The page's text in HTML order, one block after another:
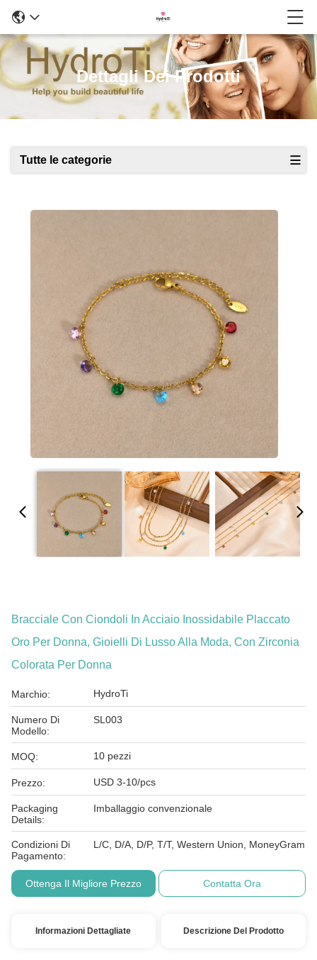
Dettagli Dei Prodotti
Tutte le categorie
Bracciale Con Ciondoli In Acciaio Inossidabile Placcato
Oro Per Donna, Gioielli Di Lusso Alla Moda, Con Zirconia
Colorata Per Donna
Marchio: HydroTi
Numero Di
Modello:
SL003
MOQ: 10 pezzi
Prezzo: USD 3-10/pcs
Packaging
Details:
Imballaggio convenzionale
Condizioni Di
Pagamento:
L/C, D/A, D/P, T/T, Western Union, MoneyGram
Ottenga Il Migliore Prezzo Contatta Ora
Informazioni Dettagliate Descrizione Del Prodotto